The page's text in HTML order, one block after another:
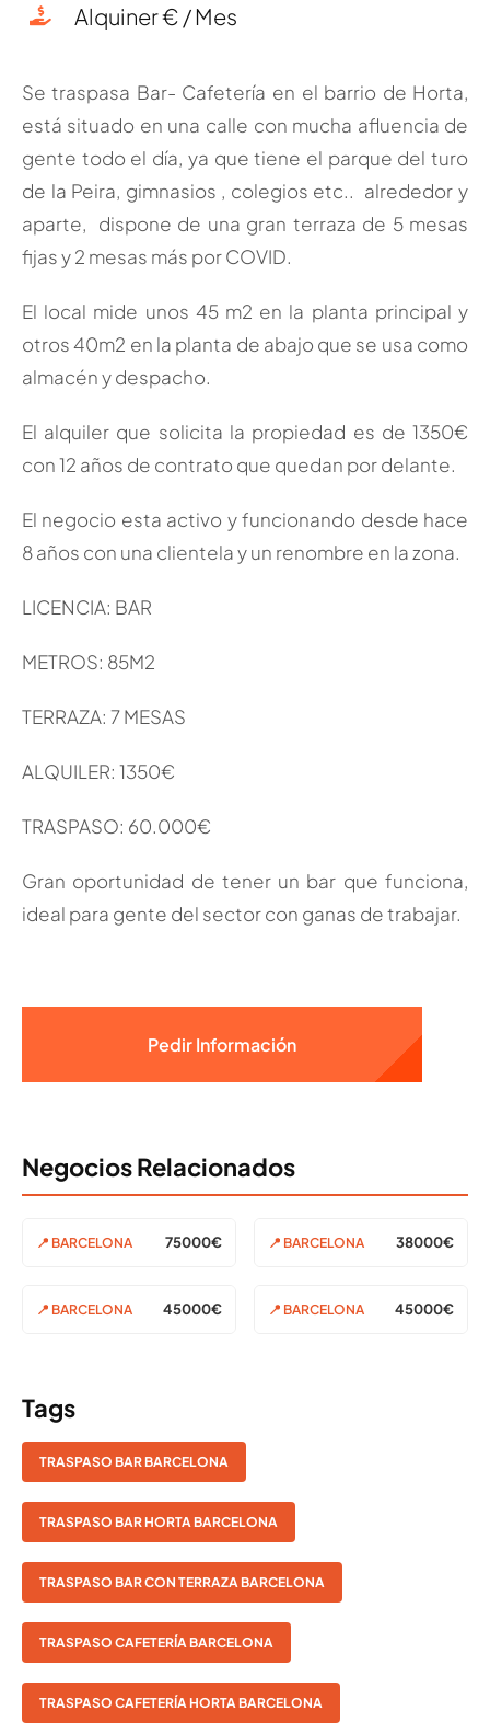
Alquiner € / Mes
Se traspasa Bar- Cafetería en el barrio de Horta,
está situado en una calle con mucha afluencia de
gente todo el día, ya que tiene el parque del turo
de la Peira, gimnasios , colegios etc.. alrededor y
aparte, dispone de una gran terraza de 5 mesas
fijas y 2 mesas más por COVID.
El local mide unos 45 m2 en la planta principal y
otros 40m2 en la planta de abajo que se usa como
almacén y despacho.
El alquiler que solicita la propiedad es de 1350€
con 12 años de contrato que quedan por delante.
El negocio esta activo y funcionando desde hace
8 años con una clientela y un renombre en la zona.
LICENCIA: BAR
METROS: 85M2
TERRAZA: 7 MESAS
ALQUILER: 1350€
TRASPASO: 60.000€
Gran oportunidad de tener un bar que funciona,
ideal para gente del sector con ganas de trabajar.
Pedir Información
Negocios Relacionados
📍 BARCELONA 75000€ 📍 BARCELONA 38000€
📍 BARCELONA 45000€ 📍 BARCELONA 45000€
Tags
TRASPASO BAR BARCELONA
TRASPASO BAR HORTA BARCELONA
TRASPASO BAR CON TERRAZA BARCELONA
TRASPASO CAFETERÍA BARCELONA
TRASPASO CAFETERÍA HORTA BARCELONA